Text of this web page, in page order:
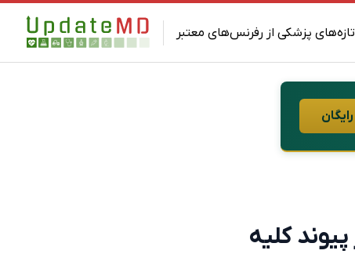
تازه‌های پزشکی از رفرنس‌های معتبر
کلیه